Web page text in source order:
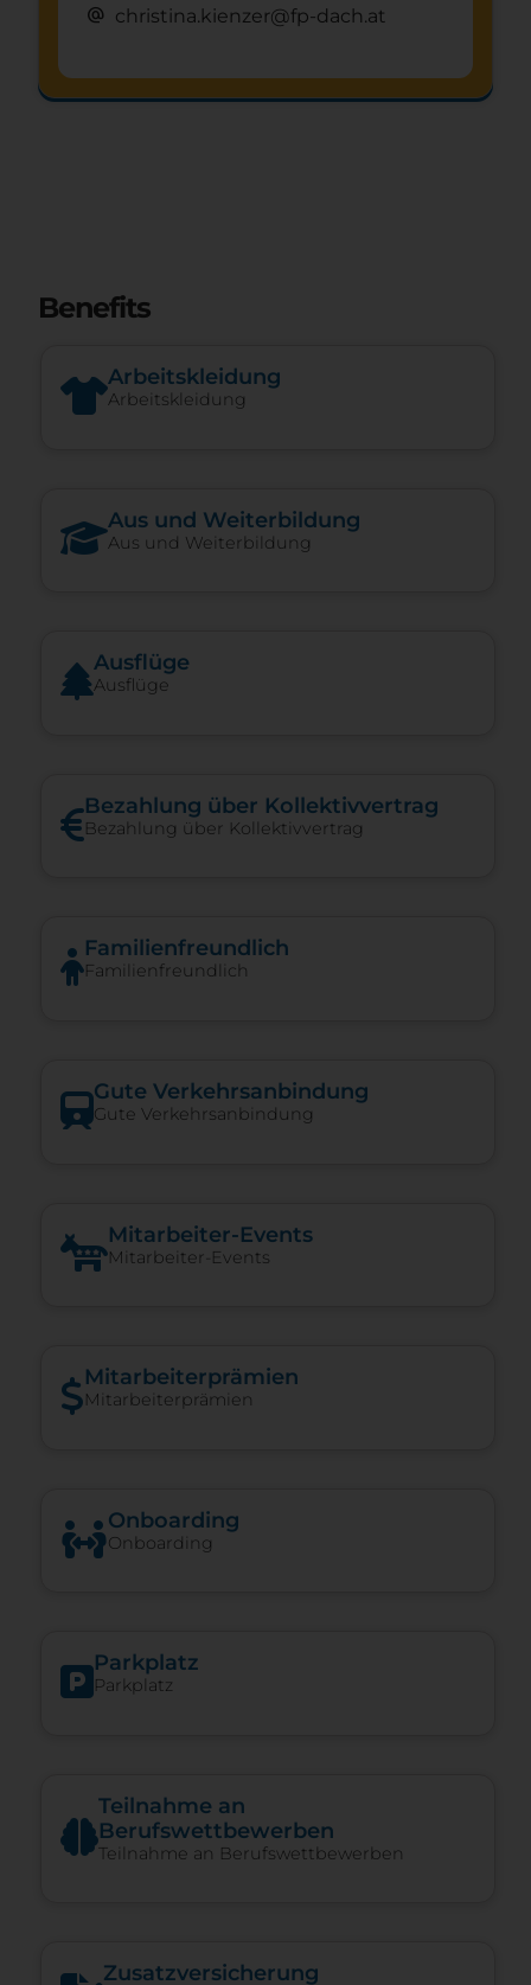
alternate_email christina.kienzer@fp-dach.at
Benefits
Arbeitskleidung
Arbeitskleidung
Aus und Weiterbildung
Aus und Weiterbildung
Ausflüge
Ausflüge
Bezahlung über Kollektivvertrag
Bezahlung über Kollektivvertrag
Familienfreundlich
Familienfreundlich
Gute Verkehrsanbindung
Gute Verkehrsanbindung
Mitarbeiter-Events
Mitarbeiter-Events
Mitarbeiterprämien
Mitarbeiterprämien
Onboarding
Onboarding
Parkplatz
Parkplatz
Teilnahme an
Berufswettbewerben
Teilnahme an Berufswettbewerben
Zusatzversicherung